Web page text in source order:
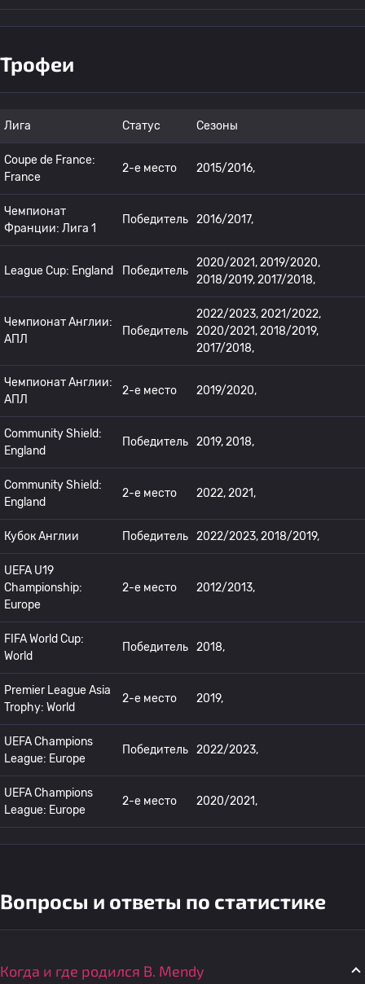
Трофеи
Лига Статус Сезоны
Coupe de France:
France
2-е место 2015/2016,
Чемпионат
Франции: Лига 1
Победитель 2016/2017,
League Cup: England Победитель
2020/2021, 2019/2020,
2018/2019, 2017/2018,
Чемпионат Англии:
АПЛ
Победитель
2022/2023, 2021/2022,
2020/2021, 2018/2019,
2017/2018,
Чемпионат Англии:
АПЛ
2-е место 2019/2020,
Community Shield:
England
Победитель 2019, 2018,
Community Shield:
England
2-е место 2022, 2021,
Кубок Англии Победитель 2022/2023, 2018/2019,
UEFA U19
Championship:
Europe
2-е место 2012/2013,
FIFA World Cup:
World
Победитель 2018,
Premier League Asia
Trophy: World
2-е место 2019,
UEFA Champions
League: Europe
Победитель 2022/2023,
UEFA Champions
League: Europe
2-е место 2020/2021,
Вопросы и ответы по статистике
Когда и где родился B. Mendy